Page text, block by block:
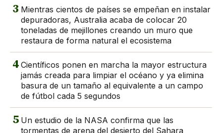
3 Mientras cientos de países se empeñan en instalar
depuradoras, Australia acaba de colocar 20
toneladas de mejillones creando un muro que
restaura de forma natural el ecosistema
4 Científicos ponen en marcha la mayor estructura
jamás creada para limpiar el océano y ya elimina
basura de un tamaño al equivalente a un campo
de fútbol cada 5 segundos
5 Un estudio de la NASA confirma que las
tormentas de arena del desierto del Sahara